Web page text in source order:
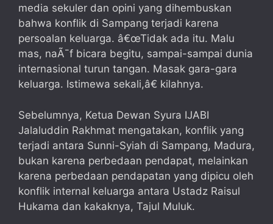
media sekuler dan opini yang dihembuskan
bahwa konflik di Sampang terjadi karena
persoalan keluarga. â€œTidak ada itu. Malu
mas, naÃ¯f bicara begitu, sampai-sampai dunia
internasional turun tangan. Masak gara-gara
keluarga. Istimewa sekali,â€ kilahnya.
Sebelumnya, Ketua Dewan Syura IJABI
Jalaluddin Rakhmat mengatakan, konflik yang
terjadi antara Sunni-Syiah di Sampang, Madura,
bukan karena perbedaan pendapat, melainkan
karena perbedaan pendapatan yang dipicu oleh
konflik internal keluarga antara Ustadz Raisul
Hukama dan kakaknya, Tajul Muluk.